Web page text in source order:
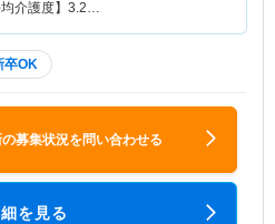
均介護度】3.2…
卒OK
募集状況を問い合わせる
を見る